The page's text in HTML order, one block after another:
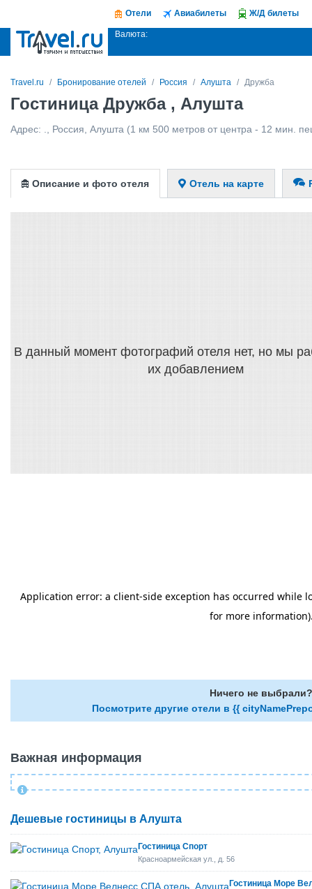
Отели Авиабилеты Ж/Д билеты
Валюта:
Travel.ru Бронирование отелей Россия Алушта Дружба
Гостиница Дружба , Алушта
Адрес: Россия Алушта (1 км 500 метров от центра - 12 мин.
Описание и фото отеля Отель на карте
В данный момент фотографий отеля нет, но мы
их добавлением
Ничего не выбрали?
Посмотрите другие отели в {{
Важная информация
Дешевые гостиницы в Алушта
Гостиница Спорт
Красноармейская ул., д. 56
Гостиница Море